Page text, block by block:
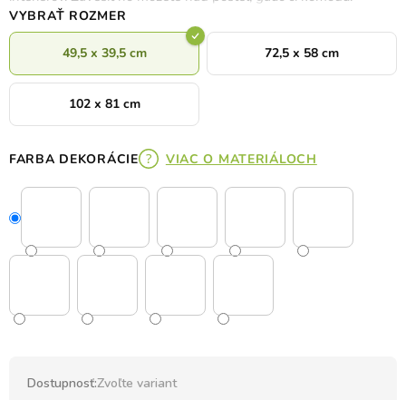
VYBRAŤ ROZMER
49,5 x 39,5 cm 72,5 x 58 cm
102 x 81 cm
FARBA DEKORÁCIE VIAC O MATERIÁLOCH
Dostupnosť:Zvoľte variant